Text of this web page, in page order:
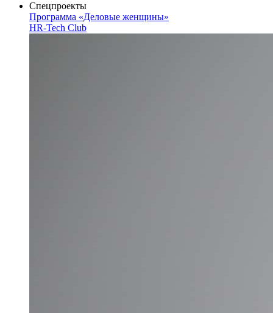
Спецпроекты
Программа «Деловые женщины»
HR-Tech Club